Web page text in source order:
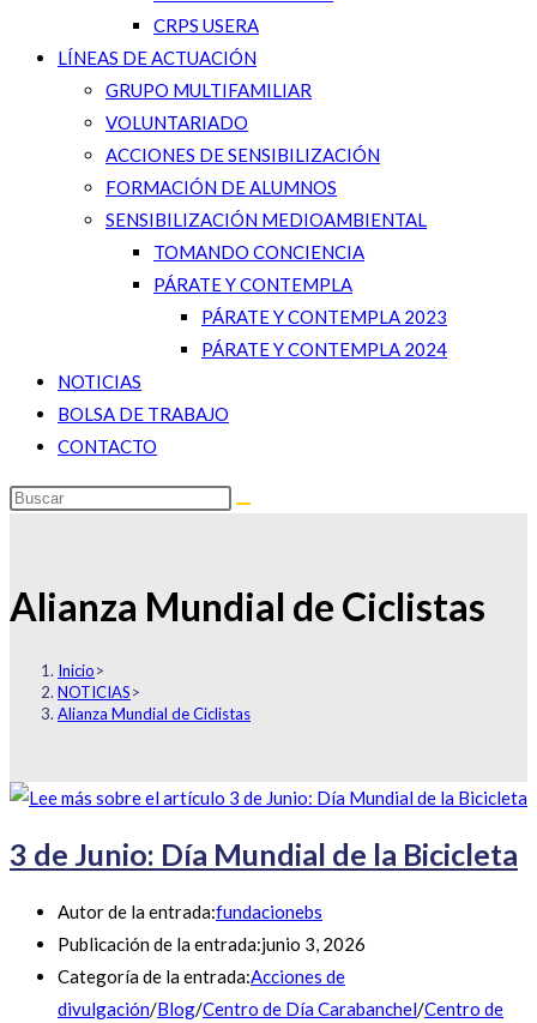
CRPS USERA
LÍNEAS DE ACTUACIÓN
GRUPO MULTIFAMILIAR
VOLUNTARIADO
ACCIONES DE SENSIBILIZACIÓN
FORMACIÓN DE ALUMNOS
SENSIBILIZACIÓN MEDIOAMBIENTAL
TOMANDO CONCIENCIA
PÁRATE Y CONTEMPLA
PÁRATE Y CONTEMPLA 2023
PÁRATE Y CONTEMPLA 2024
NOTICIAS
BOLSA DE TRABAJO
CONTACTO
Alianza Mundial de Ciclistas
Inicio>
NOTICIAS>
Alianza Mundial de Ciclistas
3 de Junio: Día Mundial de la Bicicleta
Autor de la entrada:fundacionebs
Publicación de la entrada:junio 3, 2026
Categoría de la entrada:Acciones de
divulgación/Blog/Centro de Día Carabanchel/Centro de